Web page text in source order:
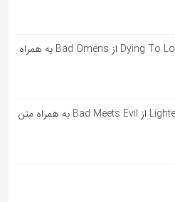
آهنگ انگلیسی Dying To Love از Bad Omens به همراه
آهنگ انگلیسی Lighters از Bad Meets Evil به همراه متن